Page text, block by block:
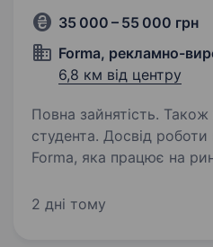
35 000 – 55 000 грн
Forma, рекламно-
6,8 км від центру
Повна зайнятість. Також
студента. Досвід роботи від 1
Forma, яка працює на
робочогона виробництво
2 дні тому